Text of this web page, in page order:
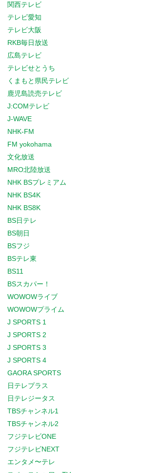
関西テレビ
テレビ愛知
テレビ大阪
RKB毎日放送
広島テレビ
テレビせとうち
くまもと県民テレビ
鹿児島読売テレビ
J:COMテレビ
J-WAVE
NHK-FM
FM yokohama
文化放送
MRO北陸放送
NHK BSプレミアム
NHK BS4K
NHK BS8K
BS日テレ
BS朝日
BSフジ
BSテレ東
BS11
BSスカパー！
WOWOWライブ
WOWOWプライム
J SPORTS 1
J SPORTS 2
J SPORTS 3
J SPORTS 4
GAORA SPORTS
日テレプラス
日テレジータス
TBSチャンネル1
TBSチャンネル2
フジテレビONE
フジテレビNEXT
エンタメ〜テレ